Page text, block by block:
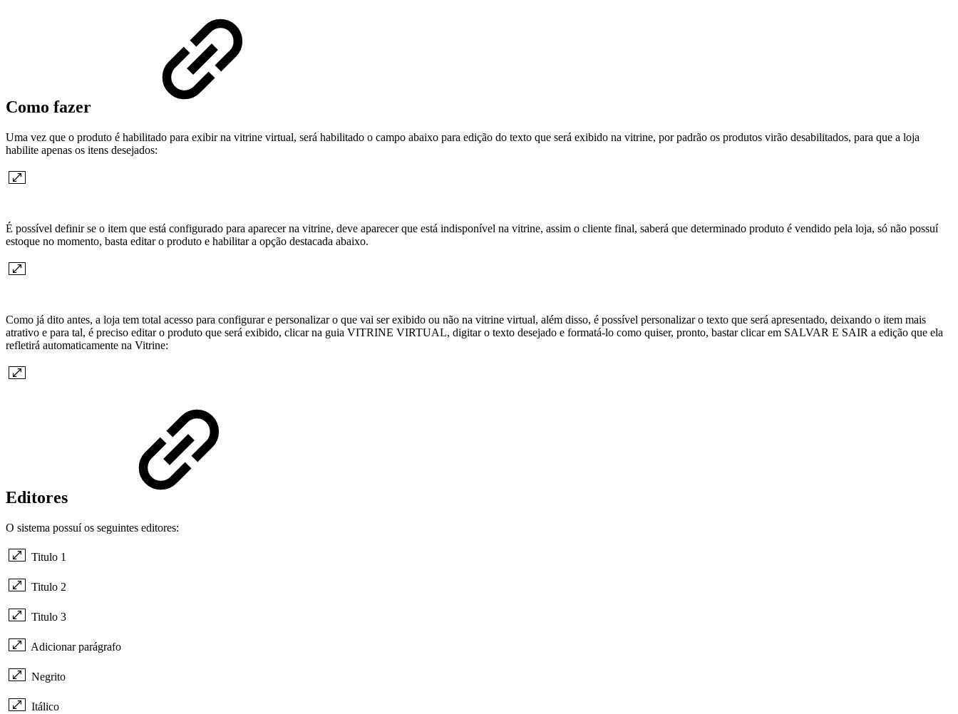
Como fazer
Uma vez que o produto é habilitado para exibir na vitrine virtual, será habilitado o campo abaixo para edição do texto que será exibido na vitrine, por padrão os produtos virão desabilitados, para que a loja
habilite apenas os itens desejados:
É possível definir se o item que está configurado para aparecer na vitrine, deve aparecer que está indisponível na vitrine, assim o cliente final, saberá que determinado produto é vendido pela loja, só não possuí
estoque no momento, basta editar o produto e habilitar a opção destacada abaixo.
Como já dito antes, a loja tem total acesso para configurar e personalizar o que vai ser exibido ou não na vitrine virtual, além disso, é possível personalizar o texto que será apresentado, deixando o item mais
atrativo e para tal, é preciso editar o produto que será exibido, clicar na guia VITRINE VIRTUAL, digitar o texto desejado e formatá-lo como quiser, pronto, bastar clicar em SALVAR E SAIR a edição que ela
refletirá automaticamente na Vitrine:
Editores
O sistema possuí os seguintes editores:
Titulo 1
Titulo 2
Titulo 3
Adicionar parágrafo
Negrito
Itálico